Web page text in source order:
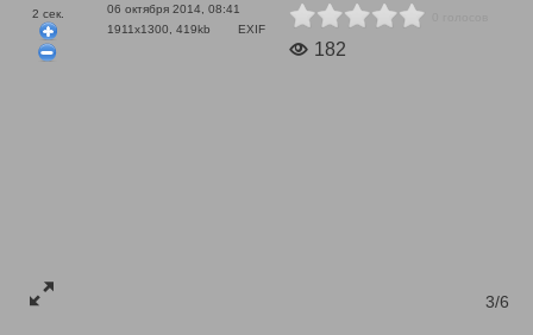
2 сек.
06 октября 2014, 08:41
1911x1300, 419kb
EXIF
182
3/6